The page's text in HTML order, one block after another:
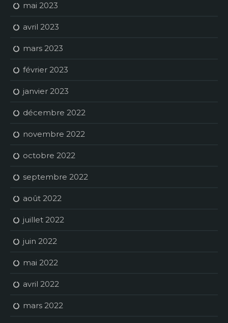
mai 2023
avril 2023
mars 2023
février 2023
janvier 2023
décembre 2022
novembre 2022
octobre 2022
septembre 2022
août 2022
juillet 2022
juin 2022
mai 2022
avril 2022
mars 2022